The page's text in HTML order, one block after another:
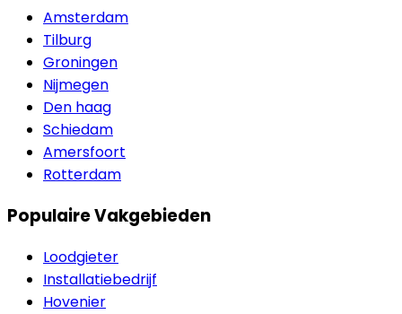
Amsterdam
Tilburg
Groningen
Nijmegen
Den haag
Schiedam
Amersfoort
Rotterdam
Populaire Vakgebieden
Loodgieter
Installatiebedrijf
Hovenier